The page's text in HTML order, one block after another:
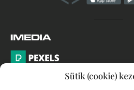
Sütik (cookie)